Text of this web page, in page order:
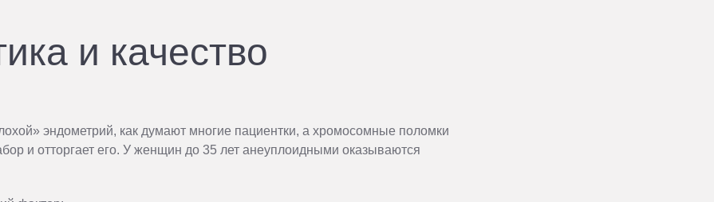
и качество
эндометрий, как думают многие пациентки, а хромосомные поломки
и отторгает его. У женщин до 35 лет анеуплоидными оказываются